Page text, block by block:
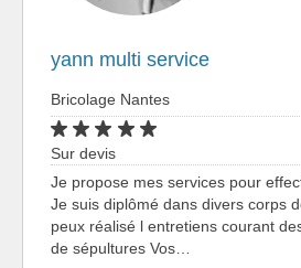
yann multi service
Bricolage Nantes
Sur devis
Je propose mes services pour
Je suis diplômé dans divers corps
peux réalisé l entretiens courant
de sépultures Vos…